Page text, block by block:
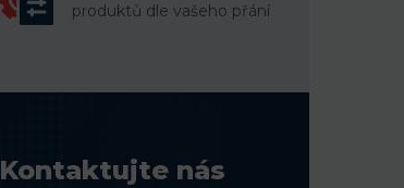
produktů dle vašeho přání
Kontaktujte nás